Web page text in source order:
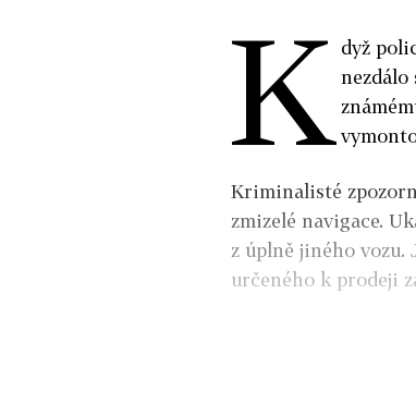
K dyž
nezdálo
Kriminalisté
zmizelé navigace.
z úplně jiného vozu.
určeného k prodeji